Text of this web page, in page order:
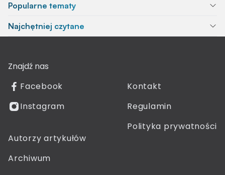
Popularne tematy
Najchętniej czytane
Znajdź nas
Facebook
Instagram
Kontakt
Regulamin
Polityka prywatności
Autorzy artykułów
Archiwum